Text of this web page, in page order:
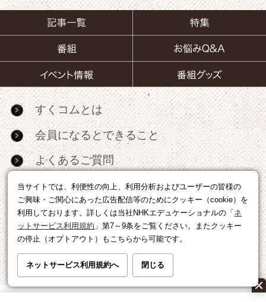
当サイトでは、利便性の向上、利用分析およびユーザーの皆様の
ご興味・ご関心にあった広告配信等のためにクッキー（cookie）を
利用しております。詳しくは当社NHKエデュケーショナルの「 ネ
ットサービス利用規約 」第7～9条をご覧ください。またクッキー
の停止（オプトアウト）もこちらから可能です。
ネットサービス利用規約へ 閉じる
すくコムとは
会員になるとできること
よくあるご質問
お問い合わせ
サイトマップ
RSS
広告出稿・パートナーシップについて